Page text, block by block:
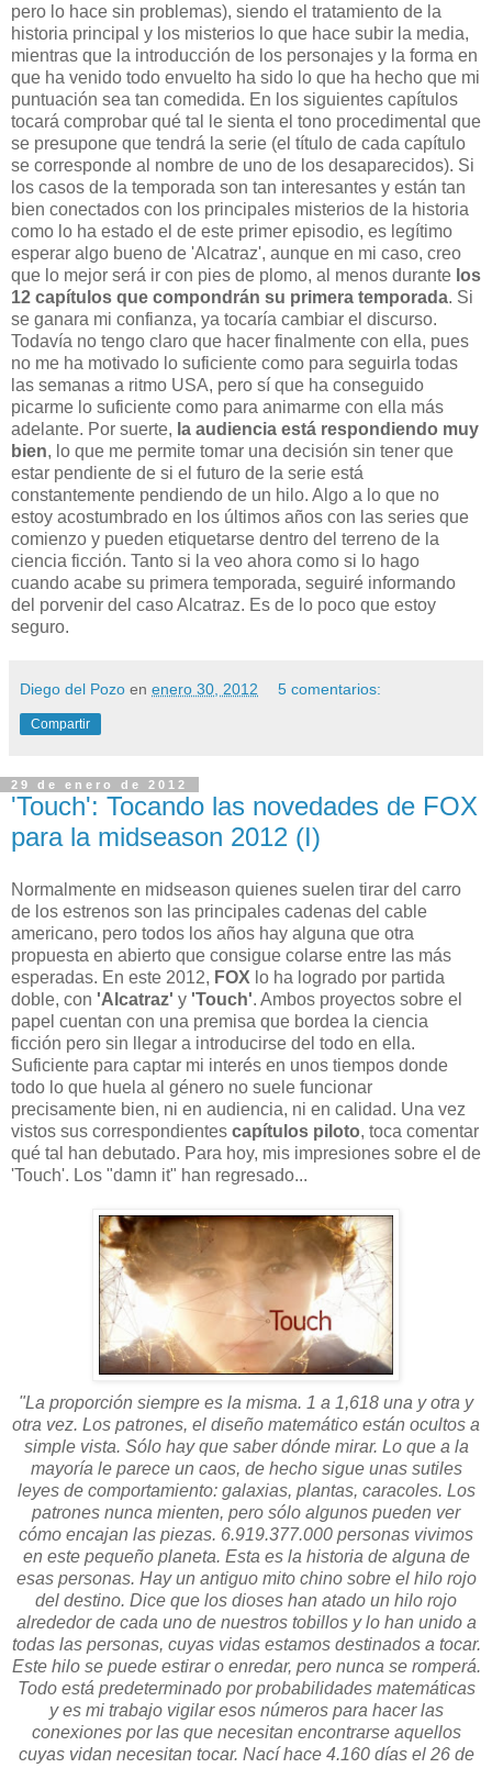
pero lo hace sin problemas), siendo el tratamiento de la
historia principal y los misterios lo que hace subir la media,
mientras que la introducción de los personajes y la forma en
que ha venido todo envuelto ha sido lo que ha hecho que mi
puntuación sea tan comedida. En los siguientes capítulos
tocará comprobar qué tal le sienta el tono procedimental que
se presupone que tendrá la serie (el título de cada capítulo
se corresponde al nombre de uno de los desaparecidos). Si
los casos de la temporada son tan interesantes y están tan
bien conectados con los principales misterios de la historia
como lo ha estado el de este primer episodio, es legítimo
esperar algo bueno de 'Alcatraz', aunque en mi caso, creo
que lo mejor será ir con pies de plomo, al menos durante los
12 capítulos que compondrán su primera temporada. Si
se ganara mi confianza, ya tocaría cambiar el discurso.
Todavía no tengo claro que hacer finalmente con ella, pues
no me ha motivado lo suficiente como para seguirla todas
las semanas a ritmo USA, pero sí que ha conseguido
picarme lo suficiente como para animarme con ella más
adelante. Por suerte, la audiencia está respondiendo muy
bien, lo que me permite tomar una decisión sin tener que
estar pendiente de si el futuro de la serie está
constantemente pendiendo de un hilo. Algo a lo que no
estoy acostumbrado en los últimos años con las series que
comienzo y pueden etiquetarse dentro del terreno de la
ciencia ficción. Tanto si la veo ahora como si lo hago
cuando acabe su primera temporada, seguiré informando
del porvenir del caso Alcatraz. Es de lo poco que estoy
seguro.
Diego del Pozo en enero 30, 2012 5 comentarios:
Compartir
29 de enero de 2012
'Touch': Tocando las novedades de FOX
para la midseason 2012 (I)
Normalmente en midseason quienes suelen tirar del carro
de los estrenos son las principales cadenas del cable
americano, pero todos los años hay alguna que otra
propuesta en abierto que consigue colarse entre las más
esperadas. En este 2012, FOX lo ha logrado por partida
doble, con 'Alcatraz' y 'Touch'. Ambos proyectos sobre el
papel cuentan con una premisa que bordea la ciencia
ficción pero sin llegar a introducirse del todo en ella.
Suficiente para captar mi interés en unos tiempos donde
todo lo que huela al género no suele funcionar
precisamente bien, ni en audiencia, ni en calidad. Una vez
vistos sus correspondientes capítulos piloto, toca comentar
qué tal han debutado. Para hoy, mis impresiones sobre el de
'Touch'. Los "damn it" han regresado...
"La proporción siempre es la misma. 1 a 1,618 una y otra y
otra vez. Los patrones, el diseño matemático están ocultos a
simple vista. Sólo hay que saber dónde mirar. Lo que a la
mayoría le parece un caos, de hecho sigue unas sutiles
leyes de comportamiento: galaxias, plantas, caracoles. Los
patrones nunca mienten, pero sólo algunos pueden ver
cómo encajan las piezas. 6.919.377.000 personas vivimos
en este pequeño planeta. Esta es la historia de alguna de
esas personas. Hay un antiguo mito chino sobre el hilo rojo
del destino. Dice que los dioses han atado un hilo rojo
alrededor de cada uno de nuestros tobillos y lo han unido a
todas las personas, cuyas vidas estamos destinados a tocar.
Este hilo se puede estirar o enredar, pero nunca se romperá.
Todo está predeterminado por probabilidades matemáticas
y es mi trabajo vigilar esos números para hacer las
conexiones por las que necesitan encontrarse aquellos
cuyas vidan necesitan tocar. Nací hace 4.160 días el 26 de